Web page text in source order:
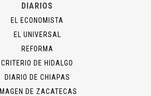
DIARIOS
EL ECONOMISTA
EL UNIVERSAL
REFORMA
CRITERIO DE HIDALGO
DIARIO DE CHIAPAS
IMAGEN DE ZACATECAS